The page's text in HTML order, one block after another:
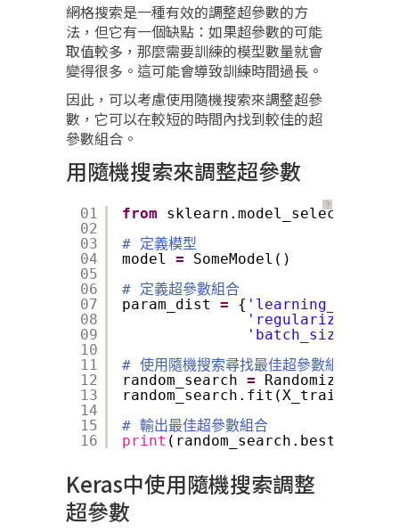
網格搜索是一種有效的調整超參數的方
法，但它有一個缺點：如果超參數的可能
取值較多，那麼需要訓練的模型數量就會
變得很多。這可能會導致訓練時間過長。
因此，可以考慮使用隨機搜索來調整超參
數，它可以在較短的時間內找到較佳的超
參數組合。
用隨機搜索來調整超參數
？
01
02
03
04
05
06
07
08
09
10
11
12
13
14
15
16
from sklearn.model_selection
# 定義模型
model =
SomeModel()
# 定義超參數組合
param_dist = { 'learning_rate'
'batch_size'
# 使用隨機搜索尋找最佳超參數組合
random_search =
random_search.fit(X_train,
# 輸出最佳超參數組合
print
Keras中使用隨機搜索調整
超參數